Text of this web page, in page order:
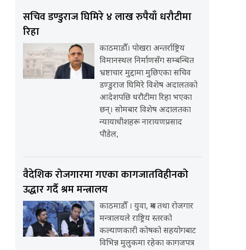
सचिव डण्डुराज घिमिरे ४ लाख रुपैयाँ धरौटीमा
रिहा
काठमाडौँ। पोखरा अन्तर्राष्ट्रिय
विमानस्थल निर्माणसँग सम्बन्धित
भ्रष्टाचार मुद्दामा मुछिएका सचिव
डण्डुराज घिमिरे विशेष अदालतको
आदेशपछि धरौटीमा रिहा भएका
छन्। सोमबार विशेष अदालतका
न्यायाधीशहरू नारायणप्रसाद
पौडेल,
वैदेशिक रोजगारमा गएका कागजातविहीनको
उद्धार गर्दै श्रम मन्त्रालय
काठमाडौँ । युवा, श्रम तथा रोजगार
मन्त्रालयले राष्ट्रिय स्तरको
कल्याणकारी कोषको सहयोगबाट
विभिन्न मुलुकमा रहेका कागजपत्र